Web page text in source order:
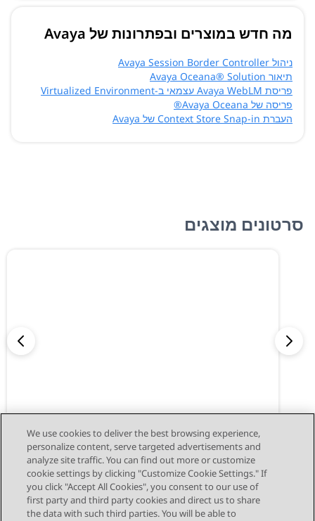
מה חדש במוצרים ובפתרונות של Avaya
ניהול Avaya Session Border Controller
תיאור Avaya Oceana® Solution
פריסת Avaya WebLM עצמאי ב-Virtualized Environment
פריסה של Avaya Oceana®
העברת Context Store Snap-in של Avaya
סרטונים מוצגים
היכרות עם Avaya Cloud Office Desktop
App
We use cookies to deliver the best browsing experience,
personalize content, serve targeted advertisements and
analyze site traffic. You can find out more or customize
cookie settings by clicking "Customize Cookie Settings." If
you click "Accept All Cookies", you consent to our use of
first party and third party cookies and direct us to share
the data with such third parties. You will be able to